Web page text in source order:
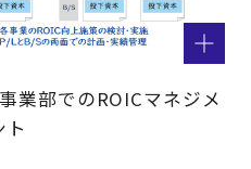
業部でのROICマネジメ
ト